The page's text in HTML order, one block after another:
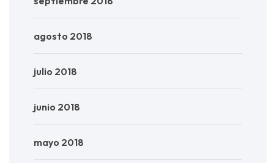
agosto 2018
julio 2018
junio 2018
mayo 2018